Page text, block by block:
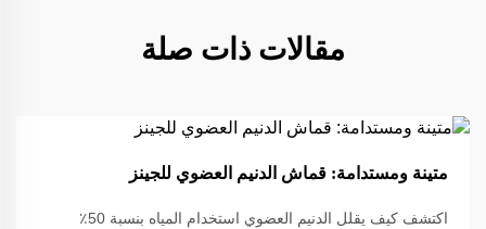
مقالات ذات صلة
متينة ومستدامة: قماش الدنيم العضوي للجينز
اكتشف كيف يقلل الدنيم العضوي استخدام المياه بنسبة 50٪